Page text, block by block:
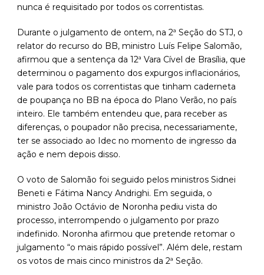
nunca é requisitado por todos os correntistas.
Durante o julgamento de ontem, na 2ª Seção do STJ, o
relator do recurso do BB, ministro Luís Felipe Salomão,
afirmou que a sentença da 12ª Vara Cível de Brasília, que
determinou o pagamento dos expurgos inflacionários,
vale para todos os correntistas que tinham caderneta
de poupança no BB na época do Plano Verão, no país
inteiro. Ele também entendeu que, para receber as
diferenças, o poupador não precisa, necessariamente,
ter se associado ao Idec no momento de ingresso da
ação e nem depois disso.
O voto de Salomão foi seguido pelos ministros Sidnei
Beneti e Fátima Nancy Andrighi. Em seguida, o
ministro João Octávio de Noronha pediu vista do
processo, interrompendo o julgamento por prazo
indefinido. Noronha afirmou que pretende retomar o
julgamento “o mais rápido possível”. Além dele, restam
os votos de mais cinco ministros da 2ª Seção.